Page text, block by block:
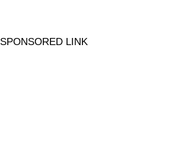
SPONSORED LINK